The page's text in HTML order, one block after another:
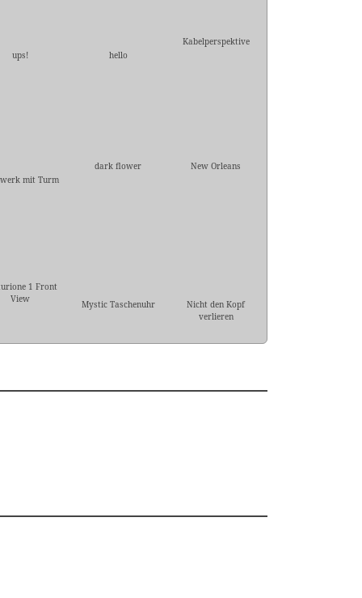
ups! hello
Kabelperspektive
mit Turm
dark flower New Orleans
1 Front
View
Mystic Taschenuhr
Nicht den Kopf
verlieren